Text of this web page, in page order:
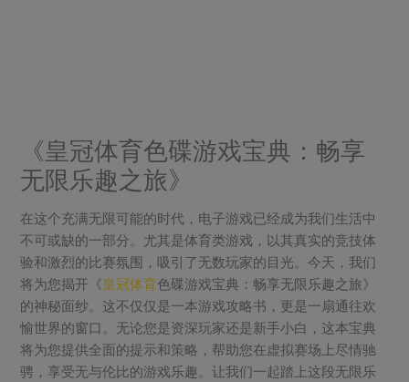
《皇冠体育色碟游戏宝典：畅享
无限乐趣之旅》
在这个充满无限可能的时代，电子游戏已经成为我们生活中
不可或缺的一部分。尤其是体育类游戏，以其真实的竞技体
验和激烈的比赛氛围，吸引了无数玩家的目光。今天，我们
将为您揭开《皇冠体育色碟游戏宝典：畅享无限乐趣之旅》
的神秘面纱。这不仅仅是一本游戏攻略书，更是一扇通往欢
愉世界的窗口。无论您是资深玩家还是新手小白，这本宝典
将为您提供全面的提示和策略，帮助您在虚拟赛场上尽情驰
骋，享受无与伦比的游戏乐趣。让我们一起踏上这段无限乐